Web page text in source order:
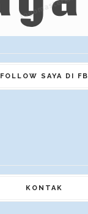
FOLLOW SAYA DI FB
KONTAK